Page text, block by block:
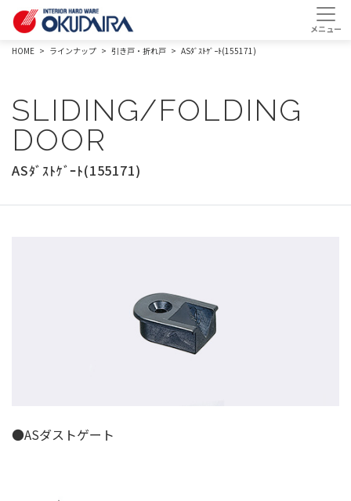
HOME ラインナップ 引き戸・折れ戸 ASﾀﾞｽﾄｹﾞｰﾄ(155171)
SLIDING/FOLDING
DOOR
ASﾀﾞｽﾄｹﾞｰﾄ(155171)
●ASダストゲート